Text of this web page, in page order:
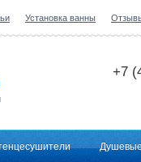
Установка ванны
+7